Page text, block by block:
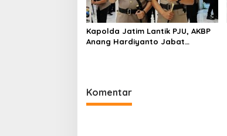
Kapolda Jatim Lantik PJU, AKBP
Anang Hardiyanto Jabat
Komentar